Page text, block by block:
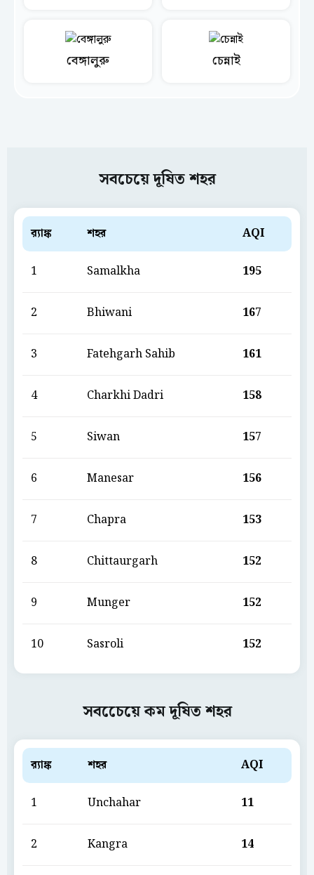
বেঙ্গালুরু চেন্নাই
সবচেয়ে দূষিত শহর
ব়্যাঙ্ক শহর AQI
1 Samalkha 195
2 Bhiwani 167
3 Fatehgarh Sahib 161
4 Charkhi Dadri 158
5 Siwan 157
6 Manesar 156
7 Chapra 153
8 Chittaurgarh 152
9 Munger 152
10 Sasroli 152
সবচেেয়ে কম দূষিত শহর
ব়্যাঙ্ক শহর AQI
1 Unchahar 11
2 Kangra 14